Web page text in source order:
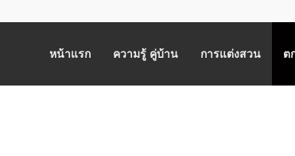
หน้าแรก ความรู้ คู่บ้าน การแต่งสวน ต